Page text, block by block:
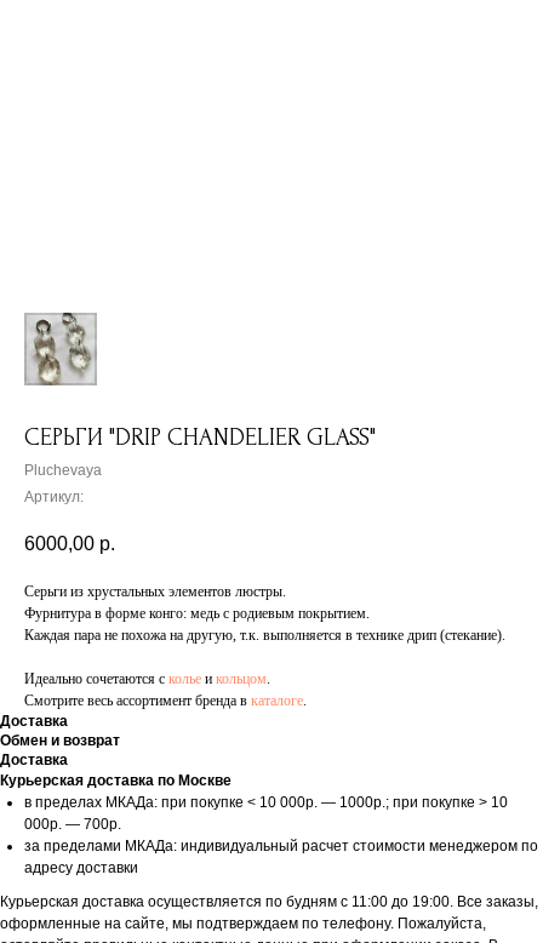
СЕРЬГИ "DRIP CHANDELIER GLASS"
Pluchevaya
Артикул:
6000,00 р.
Серьги из хрустальных элементов люстры.
Фурнитура в форме конго: медь с родиевым покрытием.
Каждая пара не похожа на другую, т.к. выполняется в технике дрип (стекание).
Идеально сочетаются с колье и кольцом.
Смотрите весь ассортимент бренда в каталоге.
Доставка
Обмен и возврат
Доставка
Курьерская доставка по Москве
в пределах МКАДа: при покупке < 10 000р. — 1000р.; при покупке > 10
000р. — 700р.
за пределами МКАДа: индивидуальный расчет стоимости менеджером по
адресу доставки
Курьерская доставка осуществляется по будням с 11:00 до 19:00. Все заказы,
оформленные на сайте, мы подтверждаем по телефону. Пожалуйста,